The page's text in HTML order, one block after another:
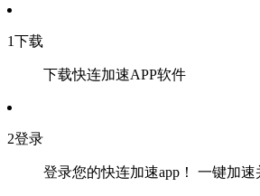
1下载
下载快连加速APP软件
2登录
登录您的快连加速app！ 一键加